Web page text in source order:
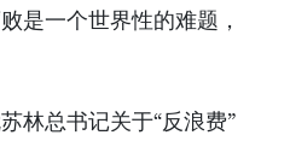
是一个世界性的难题，
林总书记关于“反浪费”